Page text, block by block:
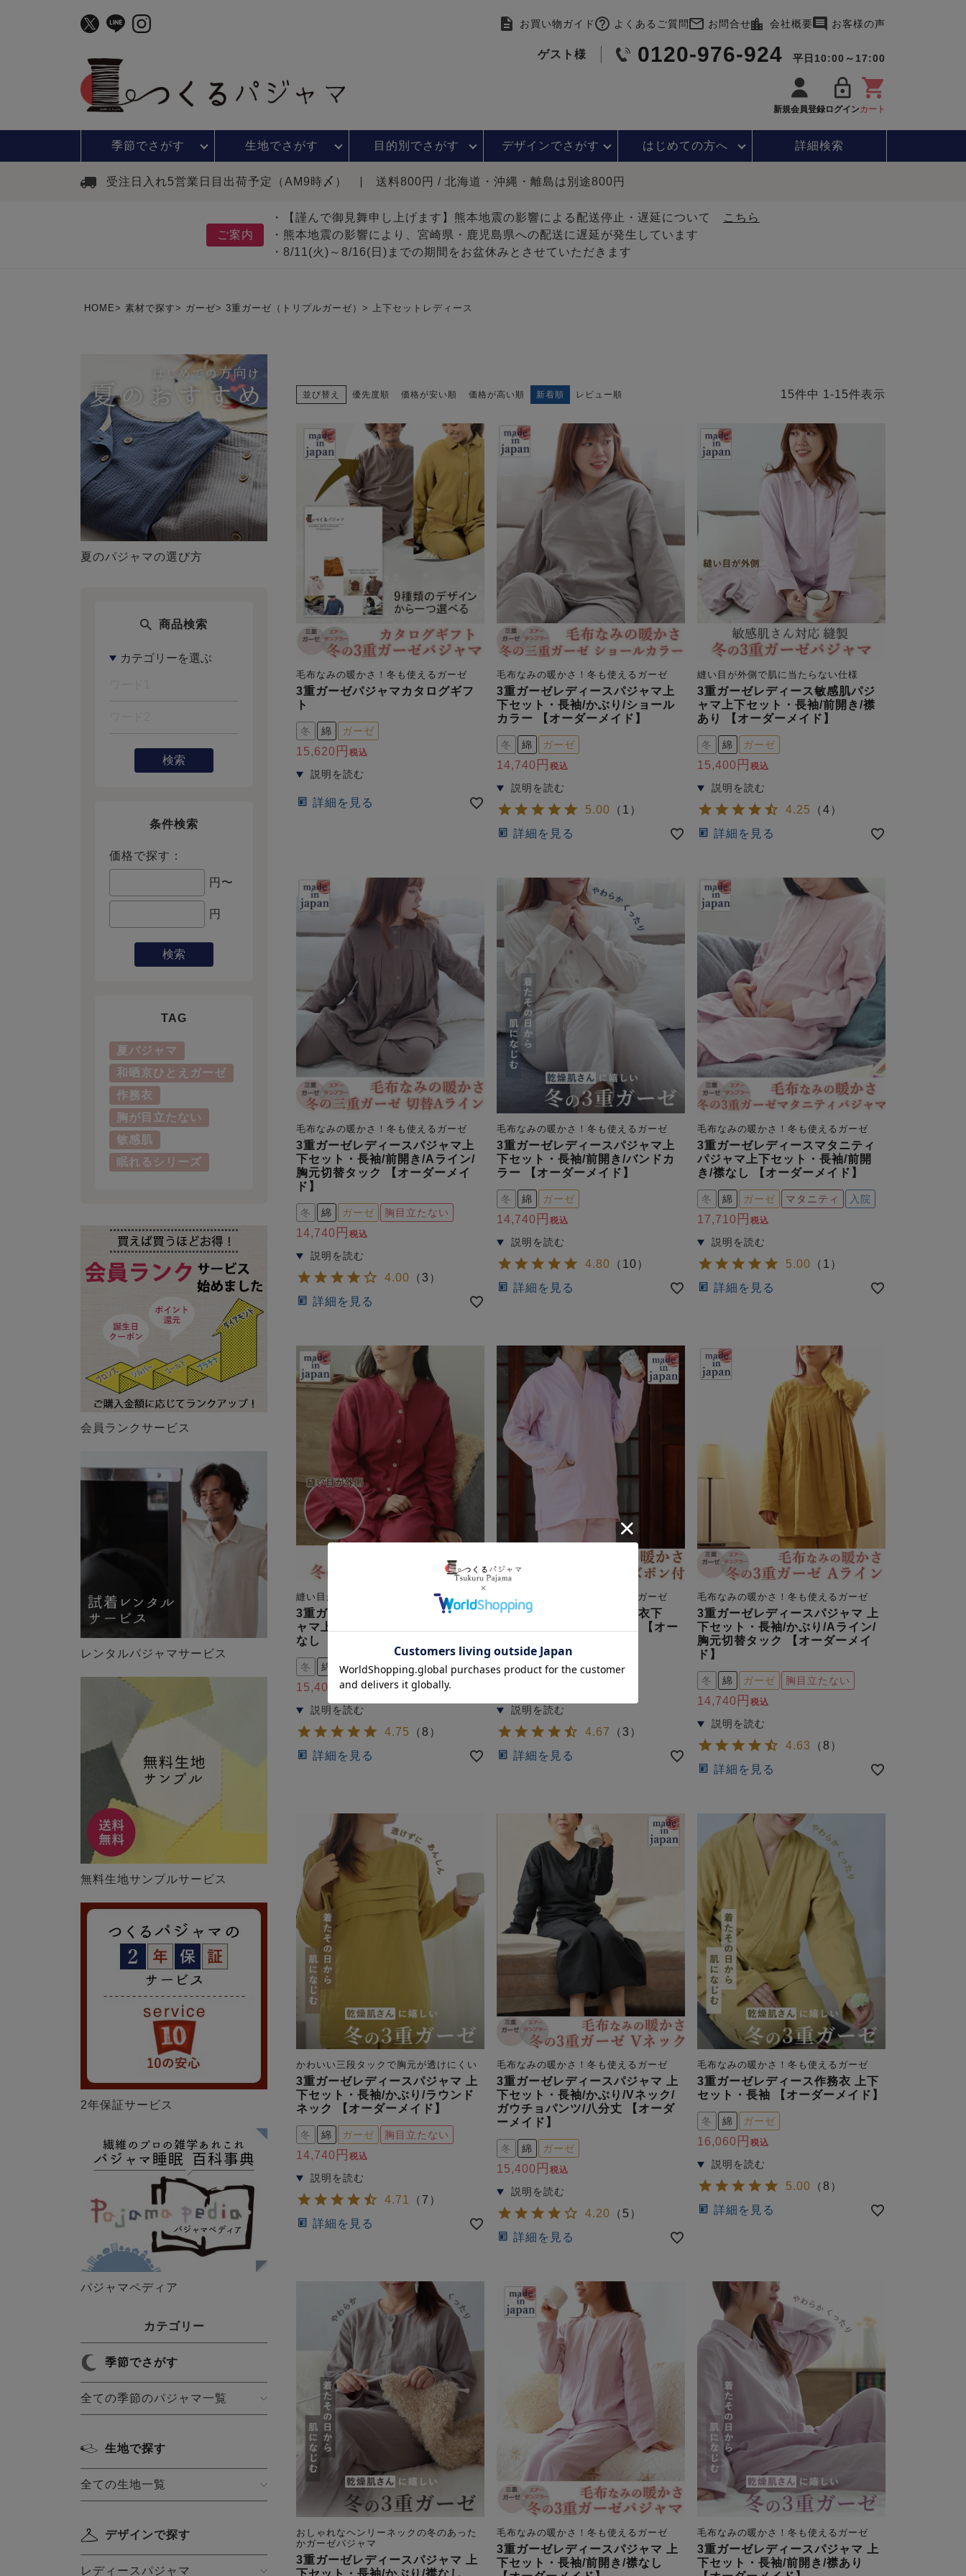
お買い物ガイド よくあるご質問 お問合せ 会社概要 お客様の声
ゲスト様 0120-976-924 平日10:00～17:00
新規会員登録ログインカート
季節でさがす 生地でさがす 目的別でさがす デザインでさがす はじめての方へ 詳細検索
受注日入れ5営業日目出荷予定（AM9時〆） 送料800円 / 北海道・沖縄・離島は別途800円
ご案内
・【謹んで御見舞申し上げます】熊本地震の影響による配送停止・遅延について
こちら
・熊本地震の影響により、宮崎県・鹿児島県への配送に遅延が発生しています
・8/11(火)～8/16(日)までの期間をお盆休みとさせていただきます
HOME 素材で探す ガーゼ 3重ガーゼ（トリプルガーゼ） 上下セットレディース
夏のパジャマの選び方
商品検索
検索
条件検索
価格で探す：
円〜
円
検索
TAG
夏パジャマ
和晒京ひとえガーゼ
作務衣
胸が目立たない
敏感肌
眠れるシリーズ
会員ランクサービス
レンタルパジャマサービス
無料生地サンプルサービス
2年保証サービス
パジャマペディア
カテゴリー
季節でさがす
全ての季節のパジャマ一覧
生地で探す
全ての生地一覧
デザインで探す
レディースパジャマ
並び替え 優先度順 価格が安い順 価格が高い順 新着順 レビュー順 15件中 1 -15件表示
毛布なみの暖かさ！冬も使えるガーゼ
3重ガーゼパジャマカタログギフ
ト
冬 綿 ガーゼ
15,620 税込
詳細を見る
毛布なみの暖かさ！冬も使えるガーゼ
3重ガーゼレディースパジャマ上
下セット・長袖/かぶり/ショール
カラー 【オーダーメイド】
冬 綿 ガーゼ
14,740 税込
5.00 （ 1 ）
詳細を見る
縫い目が外側で肌に当たらない仕様
3重ガーゼレディース敏感肌パジ
ャマ上下セット・長袖/前開き/襟
あり 【オーダーメイド】
冬 綿 ガーゼ
15,400 税込
4.25 （4）
詳細を見る
毛布なみの暖かさ！冬も使えるガーゼ
3重ガーゼレディースパジャマ上
下セット・長袖/前開き/Aライン/
胸元切替タック 【オーダーメイ
ド】
冬 綿 ガーゼ 胸目立たない
14,740 税込
4.00 （3 ）
詳細を見る
毛布なみの暖かさ！冬も使えるガーゼ
3重ガーゼレディースパジャマ上
下セット・長袖/前開き/バンドカ
ラー 【オーダーメイド】
冬 綿 ガーゼ
14,740 税込
4.80 （ 10）
詳細を見る
毛布なみの暖かさ！冬も使えるガーゼ
3重ガーゼレディースマタニティ
パジャマ上下セット・長袖/前開
き/襟なし 【オーダーメイド】
冬 綿 ガーゼ マタニティ 入院
17,710 税込
5.00 （ 1 ）
詳細を見る
縫い目が外側で肌に当たらない仕様
3重ガーゼレディース敏感肌パジ
ャマ上下セット・長袖/前開き/襟
なし 【オーダーメイド】
冬 綿 ガーゼ
15,400 税込
4.75 （8 ）
詳細を見る
毛布なみの暖かさ！冬も使えるガーゼ
3重ガーゼレディース作務衣下
着・ズボン付/長袖/かぶり 【オー
冬 綿 ガーゼ
4.67 （3 ）
詳細を見る
毛布なみの暖かさ！冬も使えるガーゼ
3重ガーゼレディースパジャマ 上
下セット・長袖/かぶり/Aライン/
胸元切替タック 【オーダーメイ
ド】
冬 綿 ガーゼ 胸目立たない
14,740 税込
4.63 （8 ）
詳細を見る
かわいい三段タックで胸元が透けにくい
3重ガーゼレディースパジャマ 上
下セット・長袖/かぶり/ラウンド
ネック 【オーダーメイド】
冬 綿 ガーゼ 胸目立たない
14,740 税込
4.71 （ 7 ）
詳細を見る
毛布なみの暖かさ！冬も使えるガーゼ
3重ガーゼレディースパジャマ 上
下セット・長袖/かぶり/Vネック/
ガウチョパンツ/八分丈 【オーダ
ーメイド】
冬 綿 ガーゼ
15,400 税込
4.20 （ 5 ）
詳細を見る
毛布なみの暖かさ！冬も使えるガーゼ
3重ガーゼレディース作務衣 上下
セット・長袖 【オーダーメイド】
冬 綿 ガーゼ
16,060 税込
5.00 （8 ）
詳細を見る
おしゃれなヘンリーネックの冬のあった
かガーゼパジャマ
3重ガーゼレディースパジャマ 上
下セット・長袖/かぶり/襟なし
毛布なみの暖かさ！冬も使えるガーゼ
3重ガーゼレディースパジャマ 上
下セット・長袖/前開き/襟なし
毛布なみの暖かさ！冬も使えるガーゼ
3重ガーゼレディースパジャマ 上
下セット・長袖/前開き/襟あり